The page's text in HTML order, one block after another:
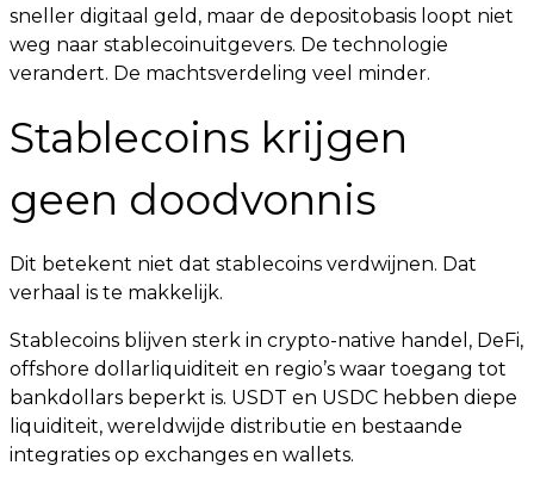
sneller digitaal geld, maar de depositobasis loopt niet
weg naar stablecoinuitgevers. De technologie
verandert. De machtsverdeling veel minder.
Stablecoins krijgen
geen doodvonnis
Dit betekent niet dat stablecoins verdwijnen. Dat
verhaal is te makkelijk.
Stablecoins blijven sterk in crypto-native handel, DeFi,
offshore dollarliquiditeit en regio’s waar toegang tot
bankdollars beperkt is. USDT en USDC hebben diepe
liquiditeit, wereldwijde distributie en bestaande
integraties op exchanges en wallets.